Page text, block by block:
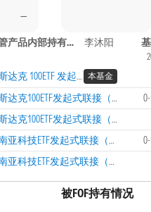
—
基金经理在管产品内部持有信息 李沐阳
华泰柏瑞纳斯达克 100ETF 发起式联接（QDII）I 本基金
华泰柏瑞纳斯达克100ETF发起式联接（QDII）A
华泰柏瑞纳斯达克100ETF发起式联接（QDII）C
华泰柏瑞东南亚科技ETF发起式联接（QDII）A
华泰柏瑞东南亚科技ETF发起式联接（QDII）C
被FOF持有情况